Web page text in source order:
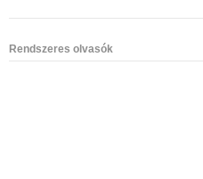
Rendszeres olvasók